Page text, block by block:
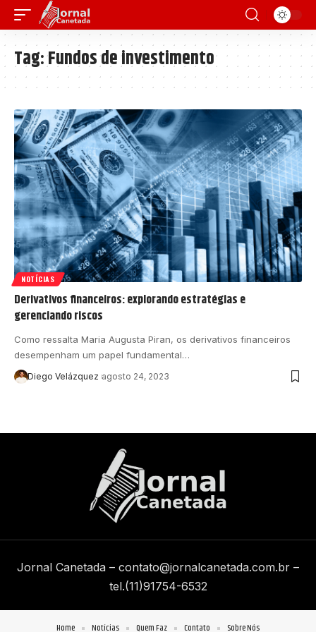
Tag:Fundos de investimento
NOTÍCIAS
Derivativos financeiros: explorando estratégias e
gerenciando riscos
Como ressalta Maria Augusta Piran, os derivativos financeiros
desempenham um papel fundamental…
Diego Velázquez agosto 24, 2023
Jornal Canetada – contato@jornalcanetada.com.br –
tel.(11)91754-6532
Home Notícias Quem Faz Contato Sobre Nós